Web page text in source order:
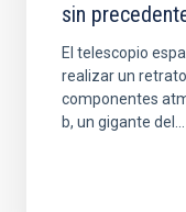
sin
El telescopio
realizar un
componentes
b, un gigante del...